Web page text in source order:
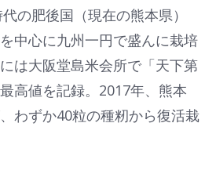
の肥後国（現在の熊本県）
中心に九州⼀円で盛んに栽培
は大阪堂島米会所で「天下第
高値を記録。2017年、熊本
わずか40粒の種籾から復活栽